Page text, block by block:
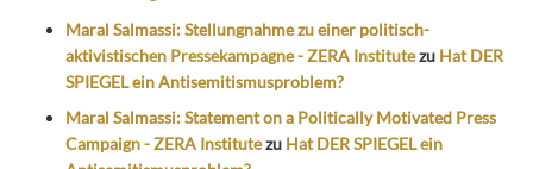
Maral Salmassi: Stellungnahme zu einer politisch-
aktivistischen Pressekampagne - ZERA Institutezu Hat DER
SPIEGEL ein Antisemitismusproblem?
Maral Salmassi: Statement on a Politically Motivated Press
Campaign - ZERA Institutezu Hat DER SPIEGEL ein